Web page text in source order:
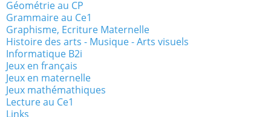
Géométrie au CP
Grammaire au Ce1
Graphisme, Ecriture Maternelle
Histoire des arts - Musique - Arts visuels
Informatique B2i
Jeux en français
Jeux en maternelle
Jeux mathémathiques
Lecture au Ce1
Links